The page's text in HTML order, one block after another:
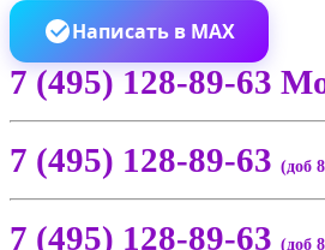
Написать в MAX
7 (495) 128-89-63
7 (495) 128-89-63 (доб
7 (495) 128-89-63 (доб